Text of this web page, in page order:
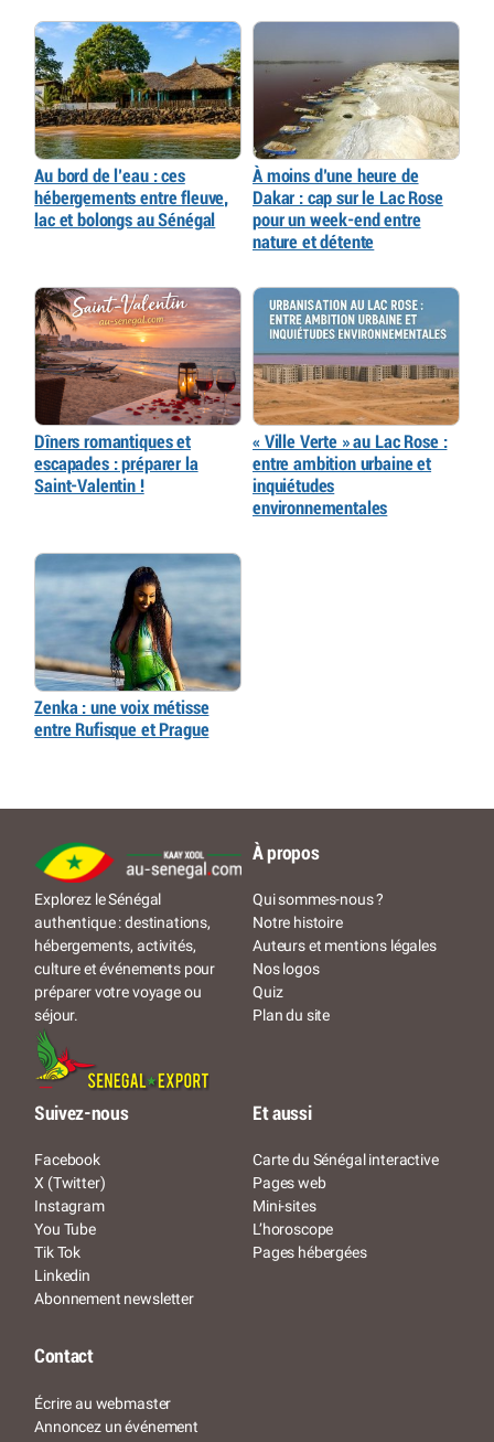
Au bord de l’eau : ces
hébergements entre fleuve,
lac et bolongs au Sénégal
À moins d’une heure de
Dakar : cap sur le Lac Rose
pour un week-end entre
nature et détente
Dîners romantiques et
escapades : préparer la
Saint-Valentin !
« Ville Verte » au Lac Rose :
entre ambition urbaine et
inquiétudes
environnementales
Zenka : une voix métisse
entre Rufisque et Prague
Explorez le Sénégal
authentique : destinations,
hébergements, activités,
culture et événements pour
préparer votre voyage ou
séjour.
À propos
Qui sommes-nous ?
Notre histoire
Auteurs et mentions légales
Nos logos
Quiz
Plan du site
Suivez-nous
Facebook
X (Twitter)
Instagram
You Tube
Tik Tok
Linkedin
Abonnement newsletter
Et aussi
Carte du Sénégal interactive
Pages web
Mini-sites
L’horoscope
Pages hébergées
Contact
Écrire au webmaster
Annoncez un événement